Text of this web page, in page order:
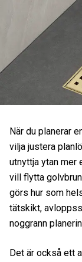
När du planerar
vilja justera
utnyttja ytan mer
vill flytta
görs hur som
tätskikt,
noggrann
Det är också ett